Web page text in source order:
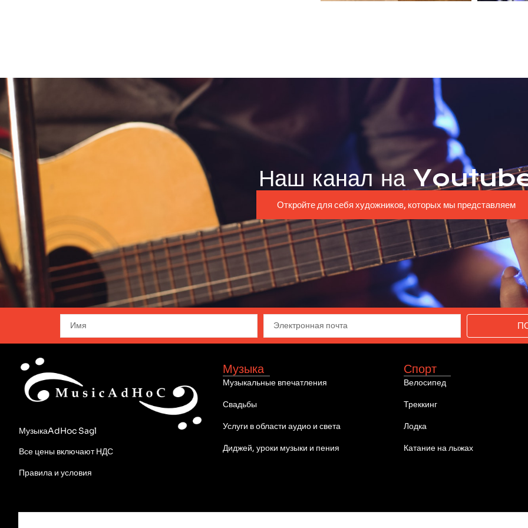
Наш канал на
Откройте для себя художников, которых мы представляем
МузыкаAdHoc Sagl
Все цены включают НДС
Правила и условия
Музыка
Музыкальные впечатления
Свадьбы
Услуги в области аудио и света
Диджей, уроки музыки и пения
Спорт
Велосипед
Треккинг
Лодка
Катание на лыжах